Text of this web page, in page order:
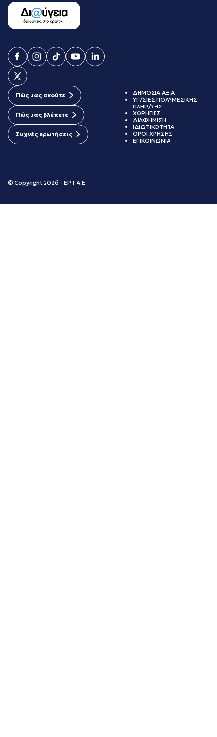
Πώς μας ακούτε
Πώς μας βλέπετε
Συχνές ερωτήσεις
© Copyright 2026 - ΕΡΤ Α.Ε.
ΔΗΜΟΣΙΑ ΑΞΙΑ
ΥΠ/ΣΙΕΣ ΠΟΛΥΜΕΣΙΚΗΣ
ΠΛΗΡ/ΣΗΣ
ΧΟΡΗΓΙΕΣ
ΔΙΑΦΗΜΙΣΗ
ΙΔΙΩΤΙΚΟΤΗΤΑ
ΟΡΟΙ ΧΡΗΣΗΣ
ΕΠΙΚΟΙΝΩΝΙΑ